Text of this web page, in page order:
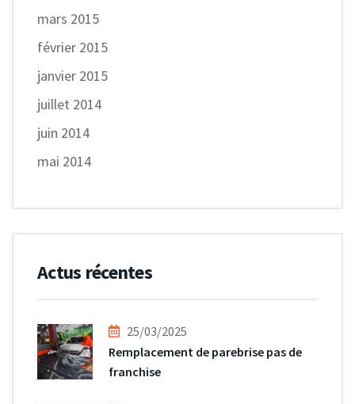
mars 2015
février 2015
janvier 2015
juillet 2014
juin 2014
mai 2014
Actus récentes
25/03/2025
Remplacement de parebrise pas de
franchise